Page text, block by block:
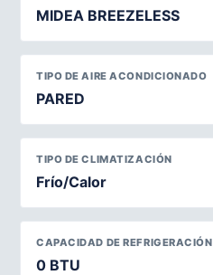
MIDEA BREEZELESS
TIPO DE AIRE ACONDICIONADO
PARED
TIPO DE CLIMATIZACIÓN
Frío/Calor
CAPACIDAD DE REFRIGERACIÓN
0 BTU